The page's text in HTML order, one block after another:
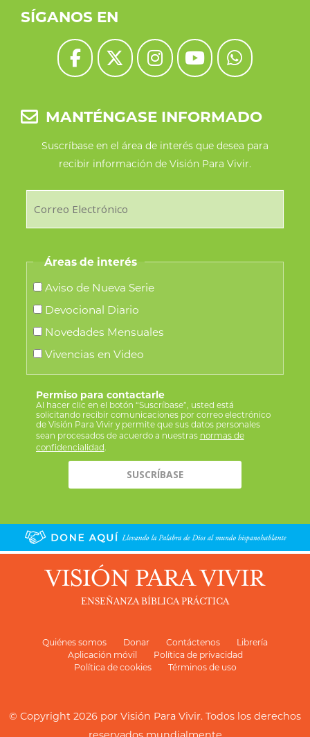
SÍGANOS EN
MANTÉNGASE INFORMADO
Suscríbase en el área de interés que desea para
recibir información de Visión Para Vivir.
Áreas de interés
Aviso de Nueva Serie
Devocional Diario
Novedades Mensuales
Vivencias en Video
Permiso para contactarle
Al hacer clic en el botón “Suscríbase”, usted está
solicitando recibir comunicaciones por correo electrónico
de Visión Para Vivir y permite que sus datos personales
sean procesados de acuerdo a nuestras normas de
confidencialidad.
VISIÓN PARA VIVIR
ENSEÑANZA BÍBLICA PRÁCTICA
Quiénes somos Donar Contáctenos
Librería
Aplicación móvil
Política de privacidad
Política de cookies
Términos de uso
© Copyright 2026 por Visión Para Vivir. Todos los derechos